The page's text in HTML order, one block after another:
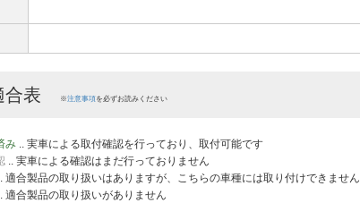
合表 ※注意事項を必ずお読みください
み .. 実車による取付確認を行っており、取付可能です
.. 実車による確認はまだ行っておりません
適合製品の取り扱いはありますが、こちらの車種には取り付けできません
適合製品の取り扱いがありません